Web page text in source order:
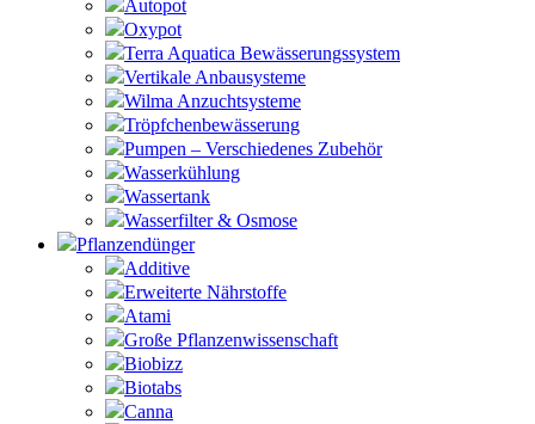
Autopot
Oxypot
Terra Aquatica Bewässerungssystem
Vertikale Anbausysteme
Wilma Anzuchtsysteme
Tröpfchenbewässerung
Pumpen – Verschiedenes Zubehör
Wasserkühlung
Wassertank
Wasserfilter & Osmose
Pflanzendünger
Additive
Erweiterte Nährstoffe
Atami
Große Pflanzenwissenschaft
Biobizz
Biotabs
Canna